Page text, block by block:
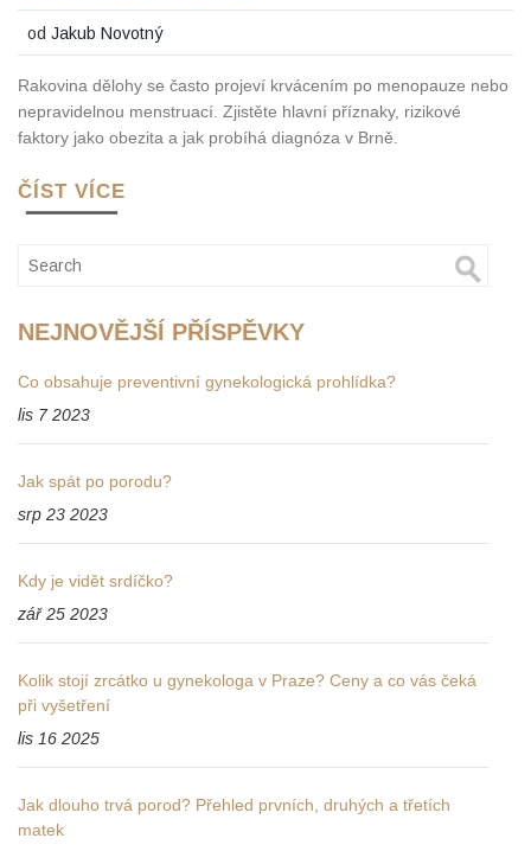
odJakub Novotný
Rakovina dělohy se často projeví krvácením po menopauze nebo
nepravidelnou menstruací. Zjistěte hlavní příznaky, rizikové
faktory jako obezita a jak probíhá diagnóza v Brně.
ČÍST VÍCE
NEJNOVĚJŠÍ PŘÍSPĚVKY
Co obsahuje preventivní gynekologická prohlídka?
lis 7 2023
Jak spát po porodu?
srp 23 2023
Kdy je vidět srdíčko?
zář 25 2023
Kolik stojí zrcátko u gynekologa v Praze? Ceny a co vás čeká
při vyšetření
lis 16 2025
Jak dlouho trvá porod? Přehled prvních, druhých a třetích
matek